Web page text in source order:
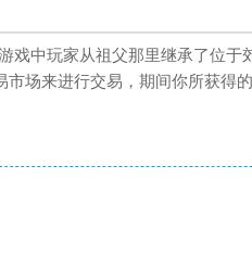
戏中玩家从祖父那里继承了位于
场来进行交易，期间你所获得